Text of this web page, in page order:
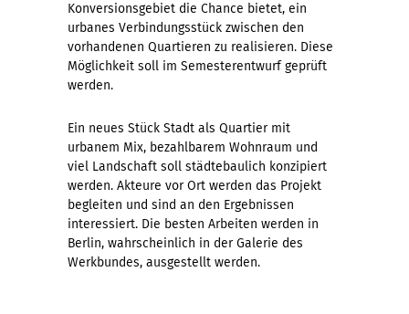
Konversionsgebiet die Chance bietet, ein
urbanes Verbindungsstück zwischen den
vorhandenen Quartieren zu realisieren. Diese
Möglichkeit soll im Semesterentwurf geprüft
werden.
Ein neues Stück Stadt als Quartier mit
urbanem Mix, bezahlbarem Wohnraum und
viel Landschaft soll städtebaulich konzipiert
werden. Akteure vor Ort werden das Projekt
begleiten und sind an den Ergebnissen
interessiert. Die besten Arbeiten werden in
Berlin, wahrscheinlich in der Galerie des
Werkbundes, ausgestellt werden.